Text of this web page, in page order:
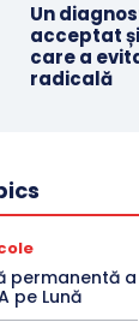
Un
acceptat
care a
radicală
permanentă a
pe Lună